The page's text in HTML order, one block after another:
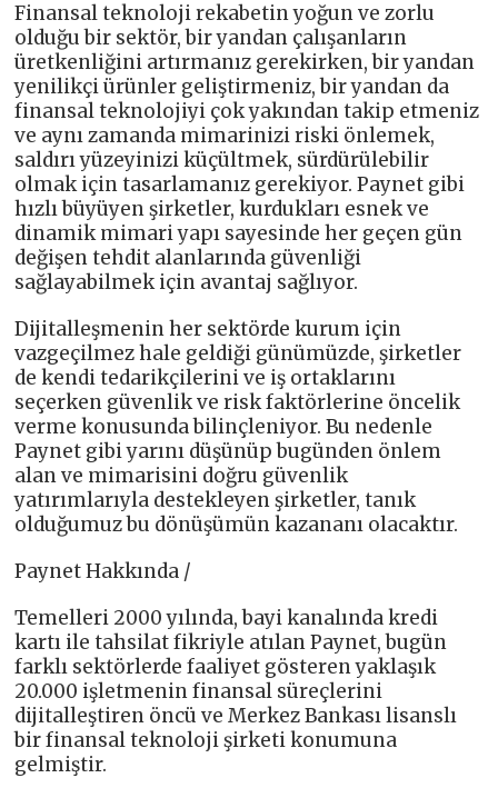
Finansal teknoloji rekabetin yoğun ve zorlu
olduğu bir sektör, bir yandan çalışanların
üretkenliğini artırmanız gerekirken, bir yandan
yenilikçi ürünler geliştirmeniz, bir yandan da
finansal teknolojiyi çok yakından takip etmeniz
ve aynı zamanda mimarinizi riski önlemek,
saldırı yüzeyinizi küçültmek, sürdürülebilir
olmak için tasarlamanız gerekiyor. Paynet gibi
hızlı büyüyen şirketler, kurdukları esnek ve
dinamik mimari yapı sayesinde her geçen gün
değişen tehdit alanlarında güvenliği
sağlayabilmek için avantaj sağlıyor.
Dijitalleşmenin her sektörde kurum için
vazgeçilmez hale geldiği günümüzde, şirketler
de kendi tedarikçilerini ve iş ortaklarını
seçerken güvenlik ve risk faktörlerine öncelik
verme konusunda bilinçleniyor. Bu nedenle
Paynet gibi yarını düşünüp bugünden önlem
alan ve mimarisini doğru güvenlik
yatırımlarıyla destekleyen şirketler, tanık
olduğumuz bu dönüşümün kazananı olacaktır.
Paynet Hakkında /
Temelleri 2000 yılında, bayi kanalında kredi
kartı ile tahsilat fikriyle atılan Paynet, bugün
farklı sektörlerde faaliyet gösteren yaklaşık
20.000 işletmenin finansal süreçlerini
dijitalleştiren öncü ve Merkez Bankası lisanslı
bir finansal teknoloji şirketi konumuna
gelmiştir.